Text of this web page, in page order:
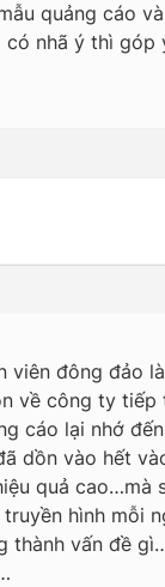
quảng cáo
nhã ý thì góp
viên đông đảo
về công ty tiếp
cáo lại nhớ
dồn vào hết
quả cao…mà
hình mỗi
thành vấn đề